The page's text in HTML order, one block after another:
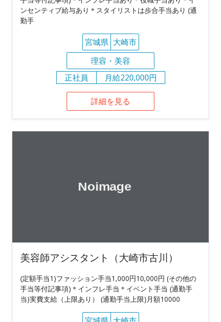
ンセンティブ給与あり＊スタイリストは歩合手当あり (通
勤手
宮城県 大崎市
理容・美容
正社員
月給220,000円
詳細を見る
美容師アシスタント（大崎市古川）
(定額手当1)ファッション手当1,000円10,000円 (その他の
手当等付記事項)＊インフレ手当＊イベント手当 (通勤手
当)実費支給（上限あり） (通勤手当上限)月額10000